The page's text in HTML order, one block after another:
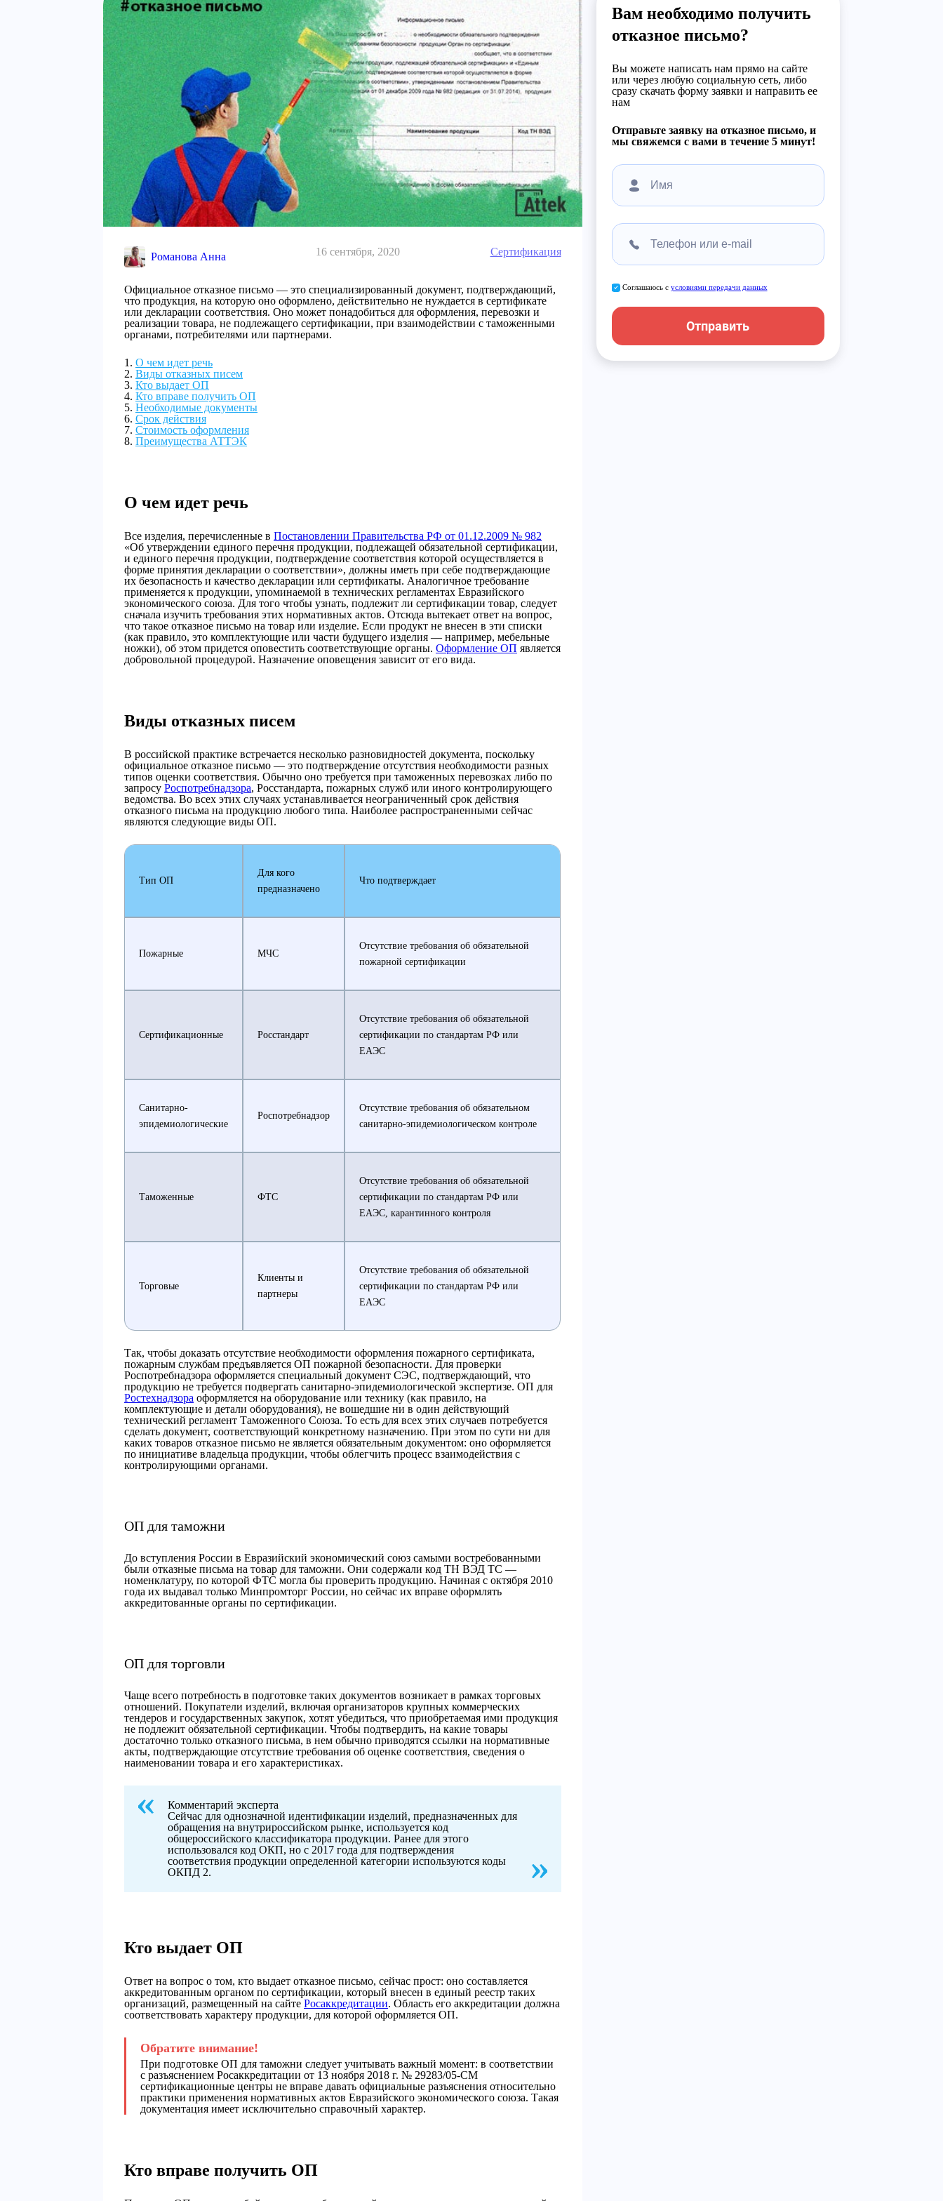
Романова Анна 16 сентября, 2020 Сертификация
Официальное отказное письмо — это специализированный документ, подтверждающий,
что продукция, на которую оно оформлено, действительно не нуждается в сертификате
или декларации соответствия. Оно может понадобиться для оформления, перевозки и
реализации товара, не подлежащего сертификации, при взаимодействии с таможенными
органами, потребителями или партнерами.
О чем идет речь
Виды отказных писем
Кто выдает ОП
Кто вправе получить ОП
Необходимые документы
Срок действия
Стоимость оформления
Преимущества АТТЭК
О чем идет речь
Все изделия, перечисленные в Постановлении Правительства РФ от 01.12.2009 № 982
«Об утверждении единого перечня продукции, подлежащей обязательной сертификации,
и единого перечня продукции, подтверждение соответствия которой осуществляется в
форме принятия декларации о соответствии», должны иметь при себе подтверждающие
их безопасность и качество декларации или сертификаты. Аналогичное требование
применяется к продукции, упоминаемой в технических регламентах Евразийского
экономического союза. Для того чтобы узнать, подлежит ли сертификации товар, следует
сначала изучить требования этих нормативных актов. Отсюда вытекает ответ на вопрос,
что такое отказное письмо на товар или изделие. Если продукт не внесен в эти списки
(как правило, это комплектующие или части будущего изделия — например, мебельные
ножки), об этом придется оповестить соответствующие органы. Оформление ОП является
добровольной процедурой. Назначение оповещения зависит от его вида.
Виды отказных писем
В российской практике встречается несколько разновидностей документа, поскольку
официальное отказное письмо — это подтверждение отсутствия необходимости разных
типов оценки соответствия. Обычно оно требуется при таможенных перевозках либо по
запросу Роспотребнадзора, Росстандарта, пожарных служб или иного контролирующего
ведомства. Во всех этих случаях устанавливается неограниченный срок действия
отказного письма на продукцию любого типа. Наиболее распространенными сейчас
являются следующие виды ОП.
Тип ОП
Для кого
предназначено
Что подтверждает
Пожарные МЧС
Отсутствие требования об обязательной
пожарной сертификации
Сертификационные Росстандарт
Отсутствие требования об обязательной
сертификации по стандартам РФ или
ЕАЭС
Санитарно-
эпидемиологические
Роспотребнадзор
Отсутствие требования об обязательном
санитарно-эпидемиологическом контроле
Таможенные ФТС
Отсутствие требования об обязательной
сертификации по стандартам РФ или
ЕАЭС, карантинного контроля
Торговые
Клиенты и
партнеры
Отсутствие требования об обязательной
сертификации по стандартам РФ или
ЕАЭС
Так, чтобы доказать отсутствие необходимости оформления пожарного сертификата,
пожарным службам предъявляется ОП пожарной безопасности. Для проверки
Роспотребнадзора оформляется специальный документ СЭС, подтверждающий, что
продукцию не требуется подвергать санитарно-эпидемиологической экспертизе. ОП для
Ростехнадзора оформляется на оборудование или технику (как правило, на
комплектующие и детали оборудования), не вошедшие ни в один действующий
технический регламент Таможенного Союза. То есть для всех этих случаев потребуется
сделать документ, соответствующий конкретному назначению. При этом по сути ни для
каких товаров отказное письмо не является обязательным документом: оно оформляется
по инициативе владельца продукции, чтобы облегчить процесс взаимодействия с
контролирующими органами.
ОП для таможни
До вступления России в Евразийский экономический союз самыми востребованными
были отказные письма на товар для таможни. Они содержали код ТН ВЭД ТС —
номенклатуру, по которой ФТС могла бы проверить продукцию. Начиная с октября 2010
года их выдавал только Минпромторг России, но сейчас их вправе оформлять
аккредитованные органы по сертификации.
ОП для торговли
Чаще всего потребность в подготовке таких документов возникает в рамках торговых
отношений. Покупатели изделий, включая организаторов крупных коммерческих
тендеров и государственных закупок, хотят убедиться, что приобретаемая ими продукция
не подлежит обязательной сертификации. Чтобы подтвердить, на какие товары
достаточно только отказного письма, в нем обычно приводятся ссылки на нормативные
акты, подтверждающие отсутствие требования об оценке соответствия, сведения о
наименовании товара и его характеристиках.
Комментарий эксперта
Сейчас для однозначной идентификации изделий, предназначенных для
обращения на внутрироссийском рынке, используется код
общероссийского классификатора продукции. Ранее для этого
использовался код ОКП, но с 2017 года для подтверждения
соответствия продукции определенной категории используются коды
ОКПД 2.
Кто выдает ОП
Ответ на вопрос о том, кто выдает отказное письмо, сейчас прост: оно составляется
аккредитованным органом по сертификации, который внесен в единый реестр таких
организаций, размещенный на сайте Росаккредитации. Область его аккредитации должна
соответствовать характеру продукции, для которой оформляется ОП.
При подготовке ОП для таможни следует учитывать важный момент: в соответствии
с разъяснением Росаккредитации от 13 ноября 2018 г. № 29283/05-СМ
сертификационные центры не вправе давать официальные разъяснения относительно
практики применения нормативных актов Евразийского экономического союза. Такая
документация имеет исключительно справочный характер.
Кто вправе получить ОП
Вам необходимо получить
отказное письмо?
Вы можете написать нам прямо на сайте
или через любую социальную сеть, либо
сразу скачать форму заявки и направить ее
нам
Отправьте заявку на отказное письмо, и
мы свяжемся с вами в течение 5 минут!
Соглашаюсь с условиями передачи данных
Отправить